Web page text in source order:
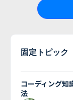
固定トピック
コーディング知
法